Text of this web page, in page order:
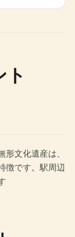
文化遺産は、
徴です。駅周辺